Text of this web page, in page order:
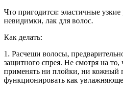
Что пригодится: эластичные
невидимки, лак для волос.
Как делать:
1. Расчеши волосы,
защитного спрея. Не смотря на
применять ни плойки, ни кожный
функционировать как